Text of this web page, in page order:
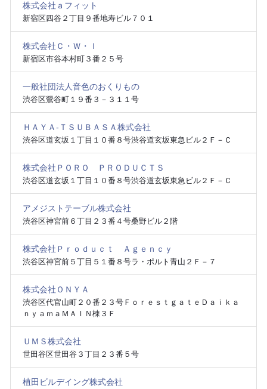
株式会社ａフィット
新宿区四谷２丁目９番地寿ビル７０１
株式会社Ｃ・Ｗ・Ｉ
新宿区市谷本村町３番２５号
一般社団法人音色のおくりもの
渋谷区鶯谷町１９番３－３１１号
ＨＡＹＡ‐ＴＳＵＢＡＳＡ株式会社
渋谷区道玄坂１丁目１０番８号渋谷道玄坂東急ビル２Ｆ－Ｃ
株式会社ＰＯＲＯ ＰＲＯＤＵＣＴＳ
渋谷区道玄坂１丁目１０番８号渋谷道玄坂東急ビル２Ｆ－Ｃ
アメジストテーブル株式会社
渋谷区神宮前６丁目２３番４号桑野ビル２階
株式会社Ｐｒｏｄｕｃｔ Ａｇｅｎｃｙ
渋谷区神宮前５丁目５１番８号ラ・ポルト青山２Ｆ－７
株式会社ＯＮＹＡ
渋谷区代官山町２０番２３号ＦｏｒｅｓｔｇａｔｅＤａｉｋａ
ｎｙａｍａＭＡＩＮ棟３Ｆ
ＵＭＳ株式会社
世田谷区世田谷３丁目２３番５号
植田ビルデイング株式会社